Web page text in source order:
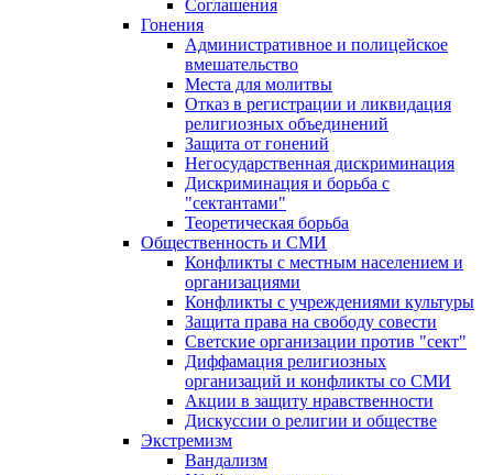
Соглашения
Гонения
Административное и полицейское
вмешательство
Места для молитвы
Отказ в регистрации и ликвидация
религиозных объединений
Защита от гонений
Негосударственная дискриминация
Дискриминация и борьба с
"сектантами"
Теоретическая борьба
Общественность и СМИ
Конфликты с местным населением и
организациями
Конфликты с учреждениями культуры
Защита права на свободу совести
Светские организации против "сект"
Диффамация религиозных
организаций и конфликты со СМИ
Акции в защиту нравственности
Дискуссии о религии и обществе
Экстремизм
Вандализм